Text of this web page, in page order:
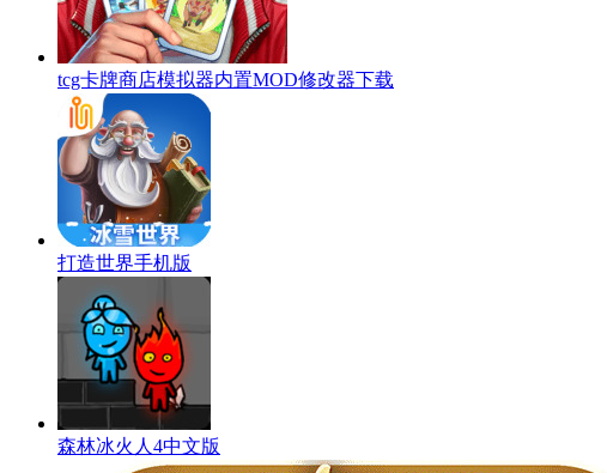
tcg卡牌商店模拟器内置MOD修改器下载
打造世界手机版
森林冰火人4中文版